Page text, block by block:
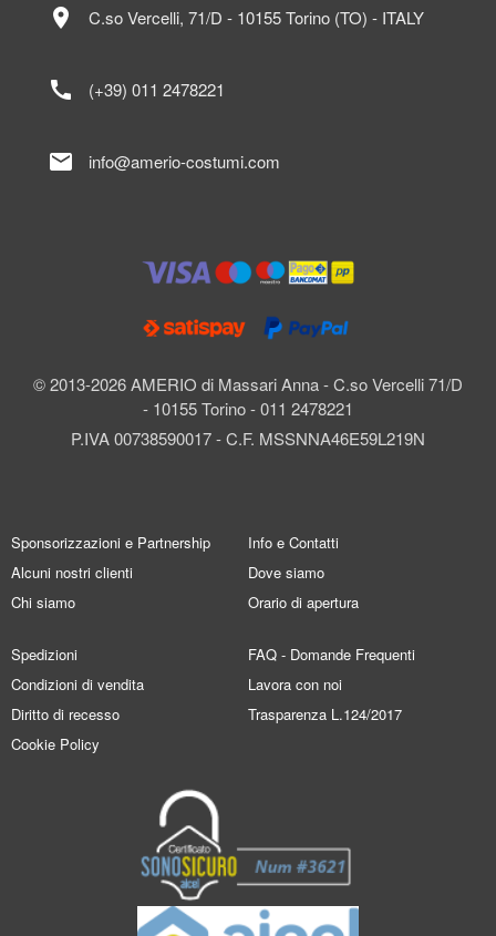
© 2013-2026 AMERIO di Massari Anna - C.so Vercelli 71/D
- 10155 Torino - 011 2478221
P.IVA 00738590017 - C.F. MSSNNA46E59L219N
location_on C.so Vercelli, 71/D - 10155 Torino (TO) - ITALY
call (+39) 011 2478221
mail info@amerio-costumi.com
Sponsorizzazioni e Partnership
Alcuni nostri clienti
Chi siamo
Info e Contatti
Dove siamo
Orario di apertura
Spedizioni
Condizioni di vendita
Diritto di recesso
Cookie Policy
FAQ - Domande Frequenti
Lavora con noi
Trasparenza L.124/2017